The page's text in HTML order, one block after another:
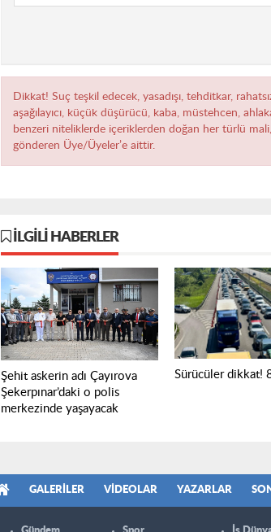
Dikkat! Suç teşkil edecek, yasadışı, tehditkar,
aşağılayıcı, küçük düşürücü, kaba, müstehcen,
benzeri niteliklerde içeriklerden doğan her türlü
gönderen Üye/Üyeler’e aittir.
İLGILI HABERLER
Şehit askerin adı Çayırova
Şekerpınar’daki o polis
merkezinde yaşayacak
Sürücüler dikkat!
GALERILER VIDEOLAR YAZARLAR